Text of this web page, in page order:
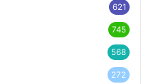
621
745
568
272